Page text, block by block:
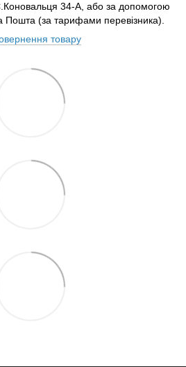
34-А, або за допомогою
Пошта (за тарифами перевізника).
товару